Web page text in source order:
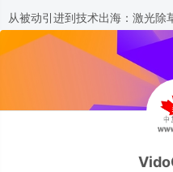
从被动引进到技术出海：激光除